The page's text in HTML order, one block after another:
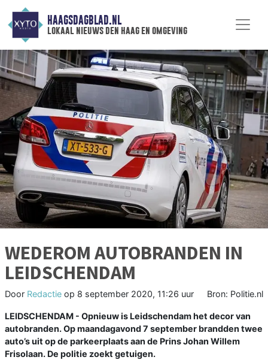
HAAGSDAGBLAD.NL
lokaal nieuws den haag en omgeving
WEDEROM AUTOBRANDEN IN
LEIDSCHENDAM
Door Redactie op 8 september 2020, 11:26 uur Bron: Politie.nl
LEIDSCHENDAM - Opnieuw is Leidschendam het decor van
autobranden. Op maandagavond 7 september brandden twee
auto’s uit op de parkeerplaats aan de Prins Johan Willem
Frisolaan. De politie zoekt getuigen.